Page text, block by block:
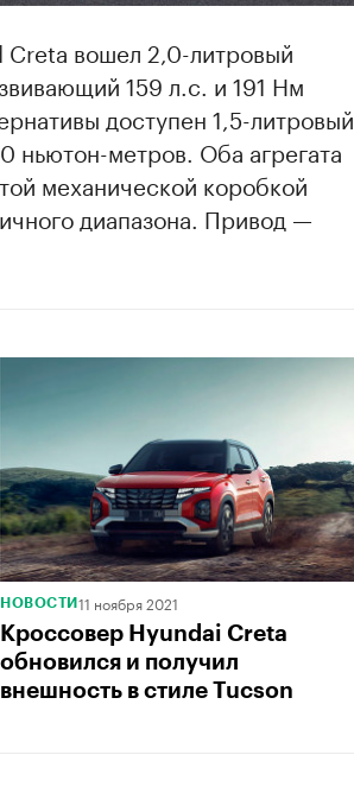
Creta вошел 2,0-литровый
159 л.с. и 191 Нм
доступен 1,5-литровый
ньютон-метров. Оба агрегата
механической коробкой
диапазона. Привод —
НОВОСТИ 11 ноября 2021
Кроссовер Hyundai Creta
обновился и получил
внешность в стиле Tucson